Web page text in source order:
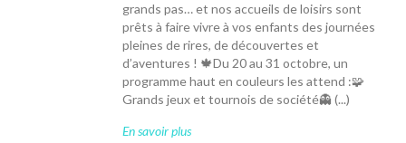
grands pas… et nos accueils de loisirs sont
prêts à faire vivre à vos enfants des journées
pleines de rires, de découvertes et
d’aventures ! 🍁Du 20 au 31 octobre, un
programme haut en couleurs les attend :🧩
Grands jeux et tournois de société👻 (...)
En savoir plus